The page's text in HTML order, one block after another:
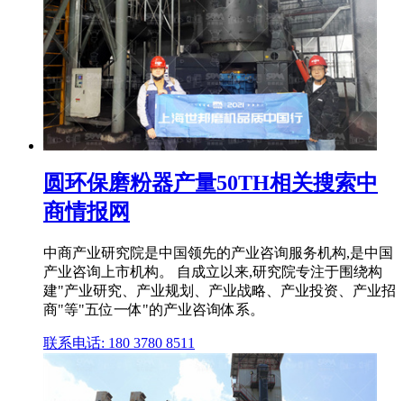
圆环保磨粉器产量50TH相关搜索中
商情报网
中商产业研究院是中国领先的产业咨询服务机构,是中国
产业咨询上市机构。 自成立以来,研究院专注于围绕构
建"产业研究、产业规划、产业战略、产业投资、产业招
商"等"五位一体"的产业咨询体系。
联系电话: 180 3780 8511